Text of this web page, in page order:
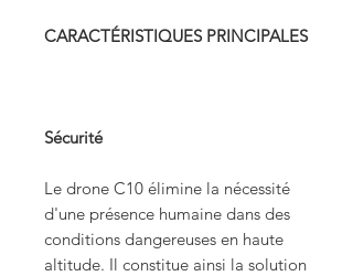
CARACTÉRISTIQUES PRINCIPALES
Sécurité
Le drone C10 élimine la nécessité
d'une présence humaine dans des
conditions dangereuses en haute
altitude. Il constitue ainsi la solution